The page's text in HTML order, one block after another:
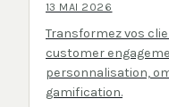
13 MAI 2026
Transformez vos
customer
personnalisation,
gamification.